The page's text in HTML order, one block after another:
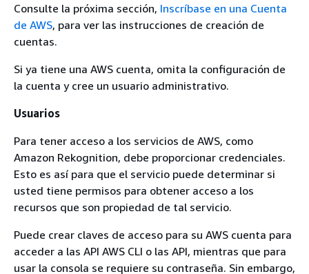
Consulte la próxima sección, Inscríbase en una Cuenta
de AWS, para ver las instrucciones de creación de
cuentas.
Si ya tiene una AWS cuenta, omita la configuración de
la cuenta y cree un usuario administrativo.
Usuarios
Para tener acceso a los servicios de AWS, como
Amazon Rekognition, debe proporcionar credenciales.
Esto es así para que el servicio puede determinar si
usted tiene permisos para obtener acceso a los
recursos que son propiedad de tal servicio.
Puede crear claves de acceso para su AWS cuenta para
acceder a las API AWS CLI o las API, mientras que para
usar la consola se requiere su contraseña. Sin embargo,